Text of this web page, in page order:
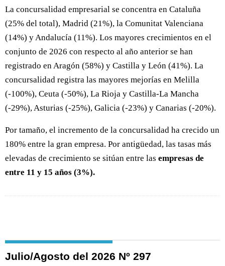
La concursalidad empresarial se concentra en Cataluña
(25% del total), Madrid (21%), la Comunitat Valenciana
(14%) y Andalucía (11%). Los mayores crecimientos en el
conjunto de 2026 con respecto al año anterior se han
registrado en Aragón (58%) y Castilla y León (41%). La
concursalidad registra las mayores mejorías en Melilla
(-100%), Ceuta (-50%), La Rioja y Castilla-La Mancha
(-29%), Asturias (-25%), Galicia (-23%) y Canarias (-20%).
Por tamaño, el incremento de la concursalidad ha crecido un
180% entre la gran empresa. Por antigüedad, las tasas más
elevadas de crecimiento se sitúan entre las empresas de
entre 11 y 15 años (3%).
Julio/Agosto del 2026 Nº 297